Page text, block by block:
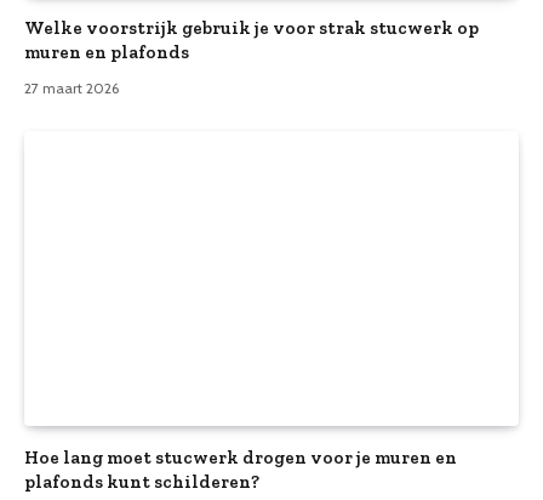
Welke voorstrijk gebruik je voor strak stucwerk op
muren en plafonds
27 maart 2026
Hoe lang moet stucwerk drogen voor je muren en
plafonds kunt schilderen?